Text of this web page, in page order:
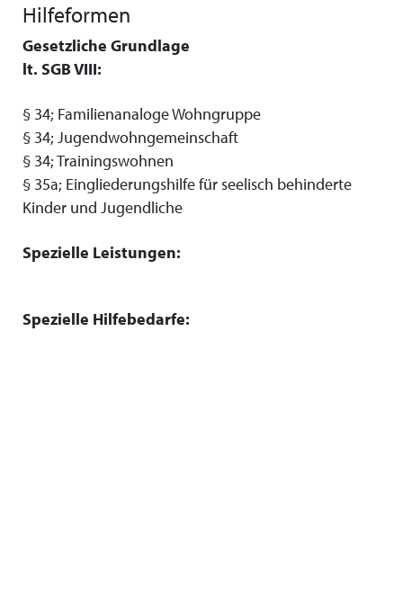
Hilfeformen
Gesetzliche Grundlage
lt. SGB VIII:
§ 34; Familienanaloge Wohngruppe
§ 34; Jugendwohngemeinschaft
§ 34; Trainingswohnen
§ 35a; Eingliederungshilfe für seelisch behinderte
Kinder und Jugendliche
Spezielle Leistungen:
Spezielle Hilfebedarfe: